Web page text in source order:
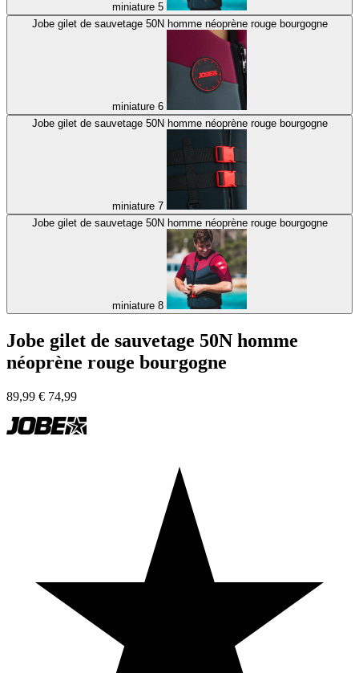
miniature 5
Jobe gilet de sauvetage 50N homme néoprène rouge bourgogne
miniature 6
Jobe gilet de sauvetage 50N homme néoprène rouge bourgogne
miniature 7
Jobe gilet de sauvetage 50N homme néoprène rouge bourgogne
miniature 8
Jobe gilet de sauvetage 50N homme
néoprène rouge bourgogne
89,99 € 74,99